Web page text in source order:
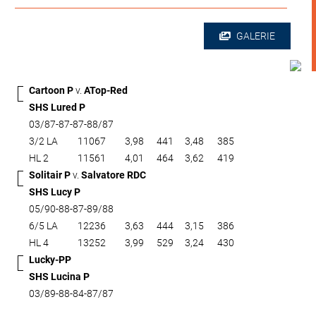
GALERIE
Cartoon Pv. ATop-Red
SHS Lured P
03/87-87-87-88/87
3/2 LA
11067 3,98 441 3,48
385
HL 2
11561 4,01 464 3,62
419
Solitair Pv. Salvatore RDC
SHS Lucy P
05/90-88-87-89/88
6/5 LA
12236 3,63 444 3,15
386
HL 4
13252 3,99 529 3,24
430
Lucky-PP
SHS Lucina P
03/89-88-84-87/87